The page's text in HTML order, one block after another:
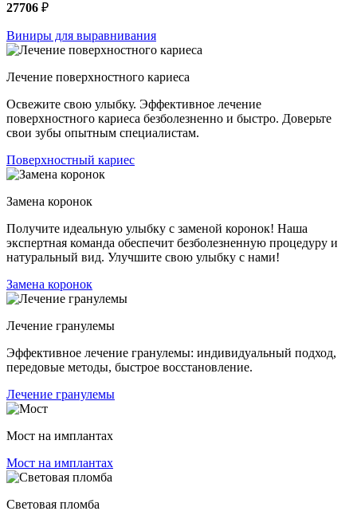
27706 ₽
Виниры для выравнивания
Лечение поверхностного кариеса
Освежите свою улыбку. Эффективное лечение
поверхностного кариеса безболезненно и быстро. Доверьте
свои зубы опытным специалистам.
Поверхностный кариес
Замена коронок
Получите идеальную улыбку с заменой коронок! Наша
экспертная команда обеспечит безболезненную процедуру и
натуральный вид. Улучшите свою улыбку с нами!
Замена коронок
Лечение гранулемы
Эффективное лечение гранулемы: индивидуальный подход,
передовые методы, быстрое восстановление.
Лечение гранулемы
Мост на имплантах
Мост на имплантах
Световая пломба